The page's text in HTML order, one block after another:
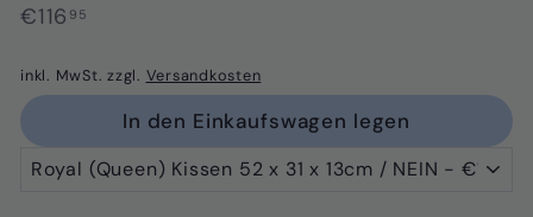
Normaler
€116 95
inkl. MwSt. zzgl. Versandkosten
In den Einkaufswagen legen